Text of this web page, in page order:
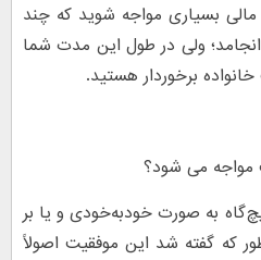
بسیاری مواجه شوید که چند
ولی در طول این مدت شما
برخوردار هستید.
می شود؟
به صورت خودبه‌خودی و یا بر
گفته شد این موفقیت اصولاً